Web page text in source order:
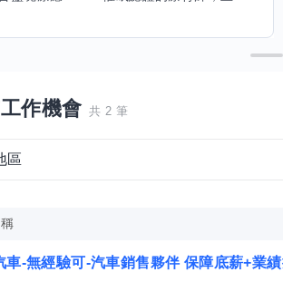
作機會 共 2 筆
區
車-無經驗可-汽車銷售夥伴 保障底薪+業